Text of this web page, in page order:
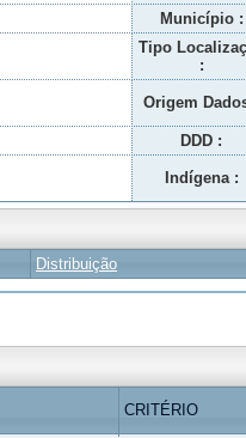
Município :
Tipo
:
Origem
DDD :
Indígena :
Distribuição
CRITÉRIO